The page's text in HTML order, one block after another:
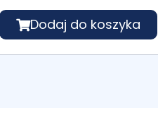
Dodaj do koszyka